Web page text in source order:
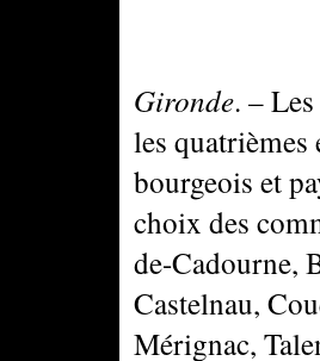
Vins
Gironde. –
les quatrièmes
bourgeois et
choix des
de-Cadourne,
Castelnau,
Mérignac,